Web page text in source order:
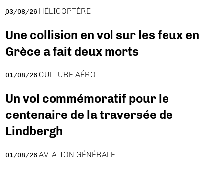
03/08/26 HÉLICOPTÈRE
Une collision en vol sur les feux en
Grèce a fait deux morts
01/08/26 CULTURE AÉRO
Un vol commémoratif pour le
centenaire de la traversée de
Lindbergh
01/08/26 AVIATION GÉNÉRALE